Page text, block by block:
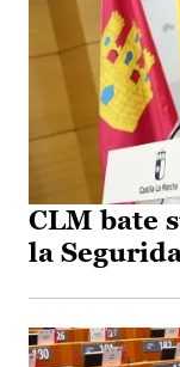
CLM bate
la